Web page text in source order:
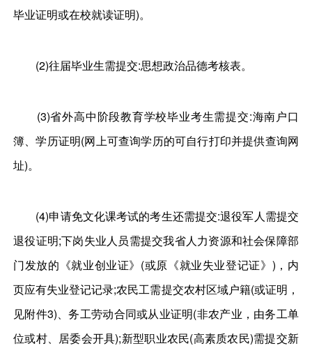
毕业证明或在校就读证明)。
(2)往届毕业生需提交:思想政治品德考核表。
(3)省外高中阶段教育学校毕业考生需提交:海南户口
簿、学历证明(网上可查询学历的可自行打印并提供查询网
址)。
(4)申请免文化课考试的考生还需提交:退役军人需提交
退役证明;下岗失业人员需提交我省人力资源和社会保障部
门发放的《就业创业证》(或原《就业失业登记证》)，内
页应有失业登记记录;农民工需提交农村区域户籍(或证明，
见附件3)、务工劳动合同或从业证明(非农产业，由务工单
位或村、居委会开具);新型职业农民(高素质农民)需提交新